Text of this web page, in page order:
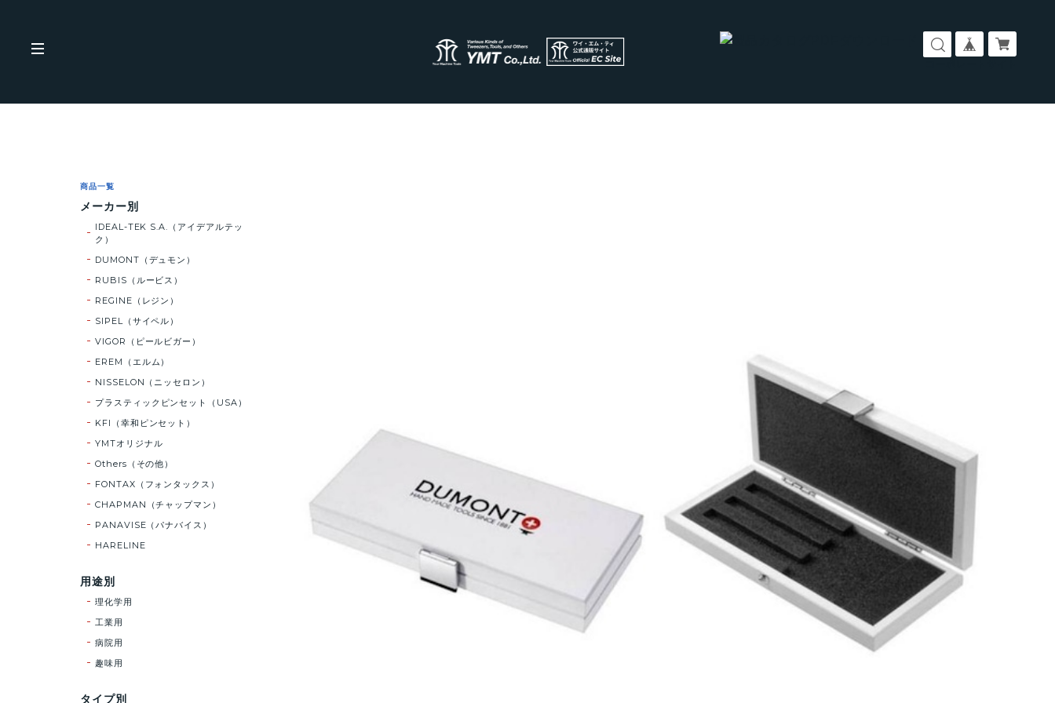
商品一覧
メーカー別
IDEAL-TEK S.A.（アイデアルテッ
ク）
DUMONT（デュモン）
RUBIS（ルービス）
REGINE（レジン）
SIPEL（サイペル）
VIGOR（ピールビガー）
EREM（エルム）
NISSELON（ニッセロン）
プラスティックピンセット（USA）
KFI（幸和ピンセット）
YMTオリジナル
Others（その他）
FONTAX（フォンタックス）
CHAPMAN（チャップマン）
PANAVISE（パナバイス）
HARELINE
用途別
理化学用
工業用
病院用
趣味用
タイプ別